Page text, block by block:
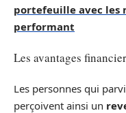
portefeuille avec les
performant
Les avantages
Les personnes qui
perçoivent ainsi un